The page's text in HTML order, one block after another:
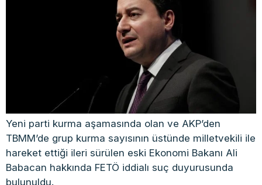
Yeni parti kurma aşamasında olan ve AKP’den
TBMM’de grup kurma sayısının üstünde milletvekili ile
hareket ettiği ileri sürülen eski Ekonomi Bakanı Ali
Babacan hakkında FETÖ iddialı suç duyurusunda
bulunuldu.